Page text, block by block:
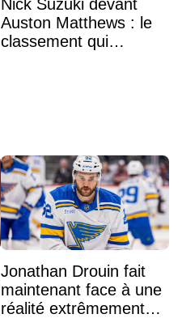
Nick Suzuki devant
Auston Matthews : le
classement qui
Jonathan Drouin fait
maintenant face à une
réalité extrêmement